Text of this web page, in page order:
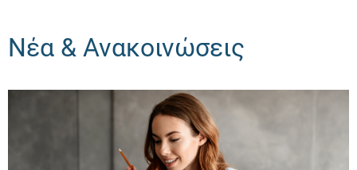
Νέα & Ανακοινώσεις